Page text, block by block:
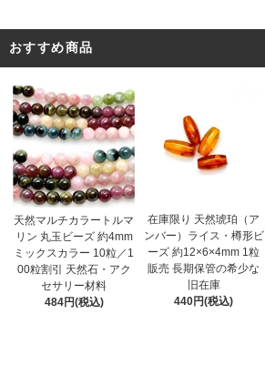
おすすめ商品
天然マルチカラートルマ
リン 丸玉ビーズ 約4mm
ミックスカラー 10粒／1
00粒割引 天然石・アク
セサリー材料
484円(税込)
在庫限り 天然琥珀（ア
ンバー）ライス・樽形ビ
ーズ 約12×6×4mm 1粒
販売 長期保管の希少な
旧在庫
440円(税込)